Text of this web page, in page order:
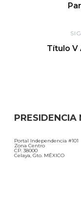
Título V
PRESIDENCIA
Portal Independencia #101
Zona Centro
CP. 38000
Celaya, Gto. MÉXICO